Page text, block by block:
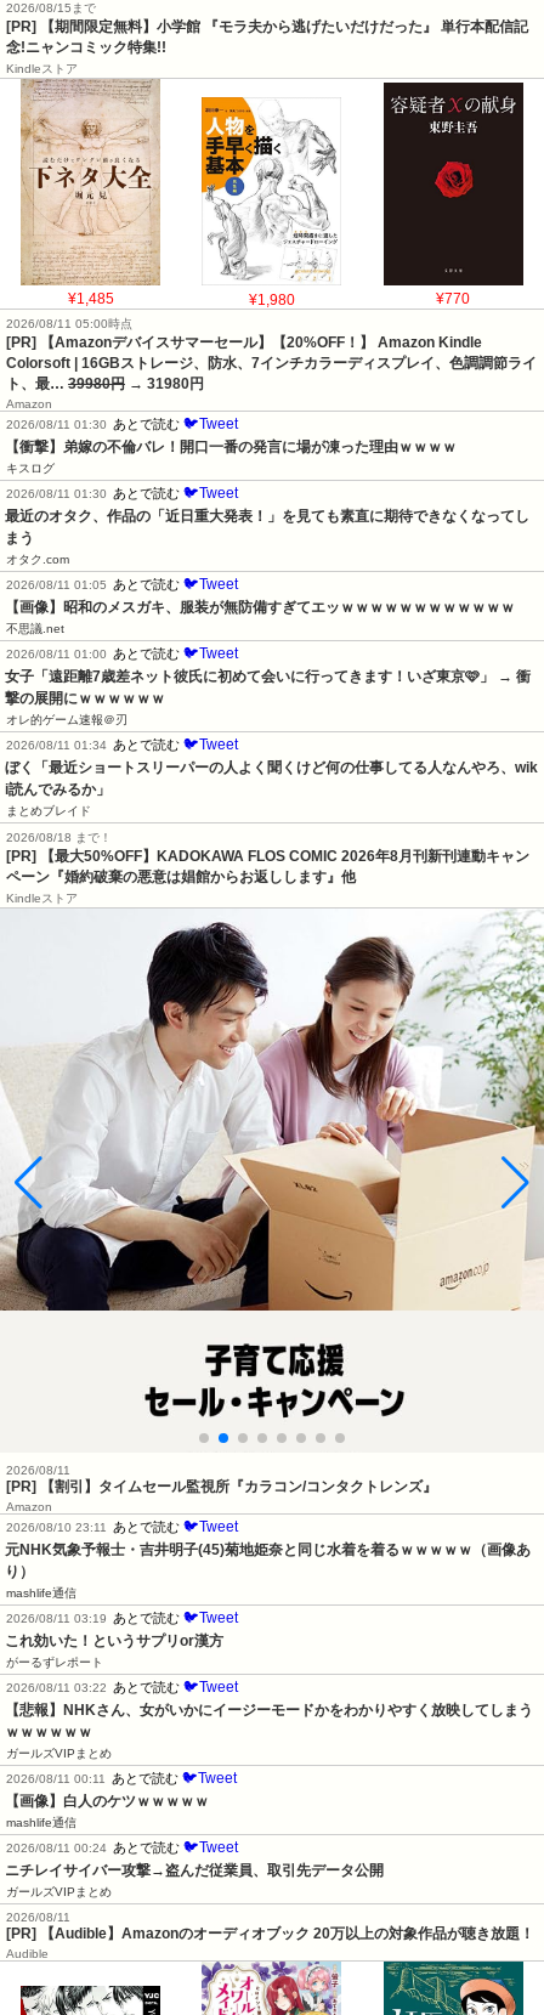
2026/08/15まで
[PR] 【期間限定無料】小学館 『モラ夫から逃げたいだけだった』 単行本配信記
念!ニャンコミック特集!!
Kindleストア
¥1,485 ¥1,980 ¥770
2026/08/11 05:00時点
[PR] 【Amazonデバイスサマーセール】【20%OFF！】 Amazon Kindle
Colorsoft | 16GBストレージ、防水、7インチカラーディスプレイ、色調調節ライ
ト、最… 39980円 → 31980円
Amazon
2026/08/11 01:30
あとで読む 🐦Tweet
【衝撃】弟嫁の不倫バレ！開口一番の発言に場が凍った理由ｗｗｗｗ
キスログ
2026/08/11 01:30
あとで読む 🐦Tweet
最近のオタク、作品の「近日重大発表！」を見ても素直に期待できなくなってし
まう
オタク.com
2026/08/11 01:05
あとで読む 🐦Tweet
【画像】昭和のメスガキ、服装が無防備すぎてエッｗｗｗｗｗｗｗｗｗｗｗｗ
不思議.net
2026/08/11 01:00
あとで読む 🐦Tweet
女子「遠距離7歳差ネット彼氏に初めて会いに行ってきます！いざ東京🩷」 → 衝
撃の展開にｗｗｗｗｗｗ
オレ的ゲーム速報＠刃
2026/08/11 01:34 あとで読む 🐦Tweet
ぼく「最近ショートスリーパーの人よく聞くけど何の仕事してる人なんやろ、wik
i読んでみるか」
まとめブレイド
2026/08/18 まで！
[PR] 【最大50%OFF】KADOKAWA FLOS COMIC 2026年8月刊新刊連動キャン
ペーン『婚約破棄の悪意は娼館からお返しします』他
Kindleストア
2026/08/11
[PR] 【割引】タイムセール監視所『カラコン/コンタクトレンズ』
Amazon
2026/08/10 23:11
あとで読む 🐦Tweet
元NHK気象予報士・吉井明子(45)菊地姫奈と同じ水着を着るｗｗｗｗｗ（画像あ
り）
mashlife通信
2026/08/11 03:19
あとで読む 🐦Tweet
これ効いた！というサプリor漢方
がーるずレポート
2026/08/11 03:22
あとで読む 🐦Tweet
【悲報】NHKさん、女がいかにイージーモードかをわかりやすく放映してしまう
ｗｗｗｗｗｗ
ガールズVIPまとめ
2026/08/11 00:11
あとで読む 🐦Tweet
【画像】白人のケツｗｗｗｗｗ
mashlife通信
2026/08/11 00:24 あとで読む 🐦Tweet
ニチレイサイバー攻撃→盗んだ従業員、取引先データ公開
ガールズVIPまとめ
2026/08/11
[PR] 【Audible】Amazonのオーディオブック 20万以上の対象作品が聴き放題！
Audible